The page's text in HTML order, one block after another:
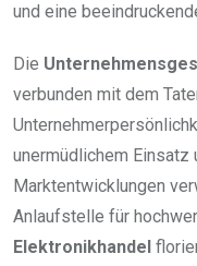
und eine
Die
verbunden mit dem
unermüdlichem Einsatz
Marktentwicklungen
Anlaufstelle für
Elektronikhandel